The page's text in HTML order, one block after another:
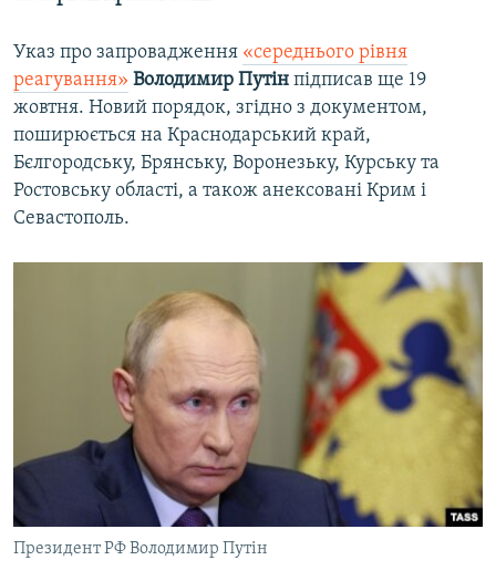
Указ про запровадження «середнього рівня
реагування» Володимир Путін підписав ще 19
жовтня. Новий порядок, згідно з документом,
поширюється на Краснодарський край,
Бєлгородську, Брянську, Воронезьку, Курську та
Ростовську області, а також анексовані Крим і
Севастополь.
Президент РФ Володимир Путін